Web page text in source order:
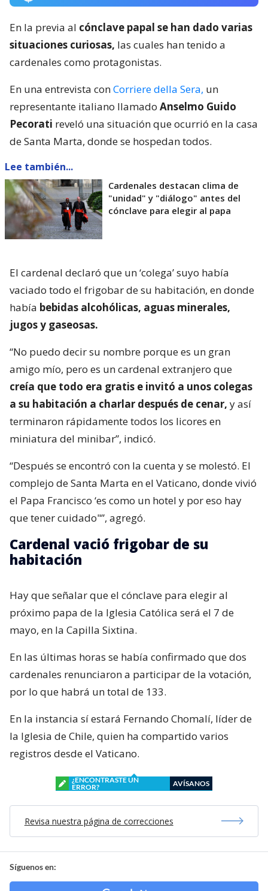
En la previa al cónclave papal se han dado varias
situaciones curiosas, las cuales han tenido a
cardenales como protagonistas.
En una entrevista conCorriere della Sera, un
representante italiano llamado Anselmo Guido
Pecorati reveló una situación que ocurrió en la casa
de Santa Marta, donde se hospedan todos.
Lee también...
Cardenales destacan clima de
"unidad" y "diálogo" antes del
cónclave para elegir al papa
El cardenal declaró que un ‘colega’ suyo había
vaciado todo el frigobar de su habitación, en donde
había bebidas alcohólicas, aguas minerales,
jugos y gaseosas.
“No puedo decir su nombre porque es un gran
amigo mío, pero es un cardenal extranjero que
creía que todo era gratis e invitó a unos colegas
a su habitación a charlar después de cenar, y así
terminaron rápidamente todos los licores en
miniatura del minibar”, indicó.
“Después se encontró con la cuenta y se molestó. El
complejo de Santa Marta en el Vaticano, donde vivió
el Papa Francisco ‘es como un hotel y por eso hay
que tener cuidado"”, agregó.
Cardenal vació frigobar de su
habitación
Hay que señalar que el cónclave para elegir al
próximo papa de la Iglesia Católica será el 7 de
mayo, en la Capilla Sixtina.
En las últimas horas se había confirmado que dos
cardenales renunciaron a participar de la votación,
por lo que habrá un total de 133.
En la instancia sí estará Fernando Chomalí, líder de
la Iglesia de Chile, quien ha compartido varios
registros desde el Vaticano.
¿ENCONTRASTE UN
ERROR?
AVÍSANOS
Revisa nuestra página de correcciones
Síguenos en: